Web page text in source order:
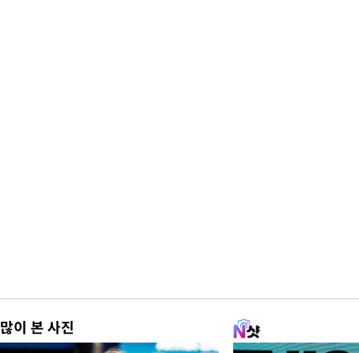
많이 본 사진